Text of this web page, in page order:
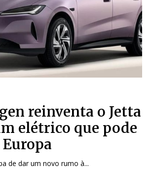
reinventa o Jetta
elétrico que pode
de dar um novo rumo à...